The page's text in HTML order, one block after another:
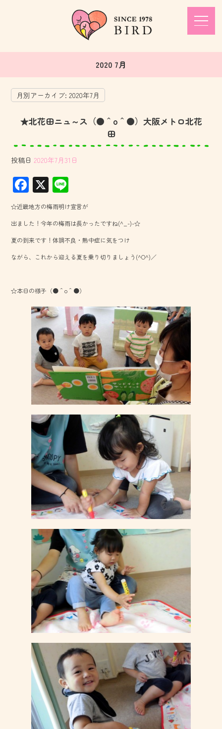
2020 7月
月別アーカイブ:2020年7月
★北花田ニュ～ス（●＾o＾●）大阪メトロ北花
田
投稿日 2020年7月31日
F
ac
e
b
o
ok
X
ne
☆近畿地方の梅雨明け宣言が
出ました！今年の梅雨は長かったですね(^_-)-☆
夏の到来です！体調不良・熱中症に気をつけ
ながら、これから迎える夏を乗り切りましょう(^O^)／
☆本日の様子（●＾o＾●）